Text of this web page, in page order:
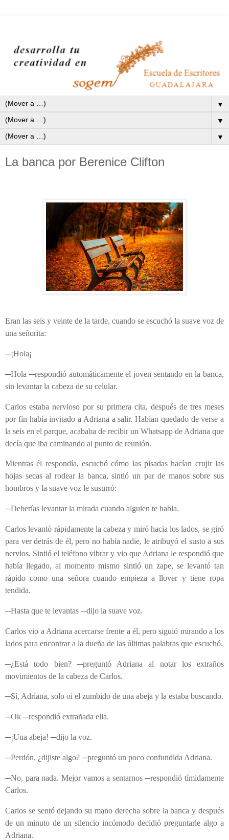
▼
▼
▼
La banca por Berenice Clifton
Eran las seis y veinte de la tarde, cuando se escuchó la suave voz de
una señorita:
─¡Hola¡
─Hola ─respondió automáticamente el joven sentando en la banca,
sin levantar la cabeza de su celular.
Carlos estaba nervioso por su primera cita, después de tres meses
por fin había invitado a Adriana a salir. Habían quedado de verse a
la seis en el parque, acababa de recibir un Whatsapp de Adriana que
decía que iba caminando al punto de reunión.
Mientras él respondía, escuchó cómo las pisadas hacían crujir las
hojas secas al rodear la banca, sintió un par de manos sobre sus
hombros y la suave voz le susurró:
─Deberías levantar la mirada cuando alguien te habla.
Carlos levantó rápidamente la cabeza y miró hacia los lados, se giró
para ver detrás de él, pero no había nadie, le atribuyó el susto a sus
nervios. Sintió el teléfono vibrar y vio que Adriana le respondió que
había llegado, al momento mismo sintió un zape, se levantó tan
rápido como una señora cuando empieza a llover y tiene ropa
tendida.
─Hasta que te levantas ─dijo la suave voz.
Carlos vio a Adriana acercarse frente a él, pero siguió mirando a los
lados para encontrar a la dueña de las últimas palabras que escuchó.
─¿Está todo bien? ─preguntó Adriana al notar los extraños
movimientos de la cabeza de Carlos.
─Sí, Adriana, solo oí el zumbido de una abeja y la estaba buscando.
─Ok ─respondió extrañada ella.
─¡Una abeja! ─dijo la voz.
─Perdón, ¿dijiste algo? ─preguntó un poco confundida Adriana.
─No, para nada. Mejor vamos a sentarnos ─respondió tímidamente
Carlos.
Carlos se sentó dejando su mano derecha sobre la banca y después
de un minuto de un silencio incómodo decidió preguntarle algo a
Adriana.